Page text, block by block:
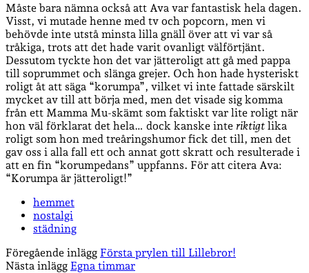
Måste bara nämna också att Ava var fantastisk hela dagen.
Visst, vi mutade henne med tv och popcorn, men vi
behövde inte utstå minsta lilla gnäll över att vi var så
tråkiga, trots att det hade varit ovanligt välförtjänt.
Dessutom tyckte hon det var jätteroligt att gå med pappa
till soprummet och slänga grejer. Och hon hade hysteriskt
roligt åt att säga “korumpa”, vilket vi inte fattade särskilt
mycket av till att börja med, men det visade sig komma
från ett Mamma Mu-skämt som faktiskt var lite roligt när
hon väl förklarat det hela… dock kanske inte riktigt lika
roligt som hon med treåringshumor fick det till, men det
gav oss i alla fall ett och annat gott skratt och resulterade i
att en fin “korumpedans” uppfanns. För att citera Ava:
“Korumpa är jätteroligt!”
hemmet
nostalgi
städning
Föregående inlägg Första prylen till Lillebror!
Nästa inlägg Egna timmar